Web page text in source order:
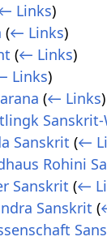
Links)
(← Links)
(← Links)
Links)
(← Links)
Sanskrit (←
Rohini
Sanskrit (←
Sanskrit (